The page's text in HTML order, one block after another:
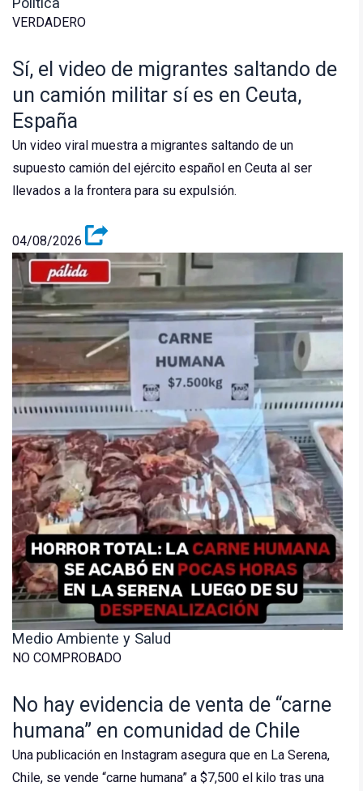
VERDADERO
Sí, el video de migrantes saltando de
un camión militar sí es en Ceuta,
España
Un video viral muestra a migrantes saltando de un
supuesto camión del ejército español en Ceuta al ser
llevados a la frontera para su expulsión.
04/08/2026
Medio Ambiente y Salud
NO COMPROBADO
No hay evidencia de venta de “carne
humana” en comunidad de Chile
Una publicación en Instagram asegura que en La Serena,
Chile, se vende “carne humana” a $7,500 el kilo tras una